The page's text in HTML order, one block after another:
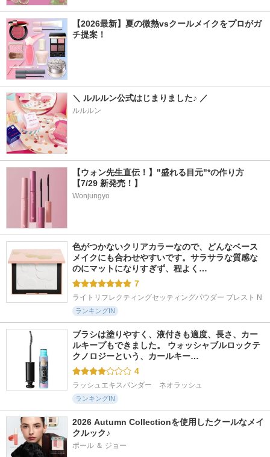
【2026最新】夏の微熱vsクールメイクをプロがガ
チ提案！
＼ ルルルン公式はじまりました♪ ／
ルルルン
【ウォン先生直伝！】"盛れる目元"*の作り方
【7/29 新発売！】
Wonjungyo
色がつかないクリアカラーなので、どんなベース
メイクにも合わせやすいです。サラサラな質感な
のにマットになりすぎず、程よく…
7
ライトリフレクティングセッティングパウダー プレスト N
ランキングIN
ブラシは塗りやすく、液付きも適度、長さ、カー
ルキープもできました。 ウォッシャブルロックテ
クノロジーという、カールキー…
4
ラッシュエキスパンダー　ネオラッシュ
ランキングIN
2026 Autumn Collectionを使用したクールなメイ
クルック♪
ポール ＆ ジョー